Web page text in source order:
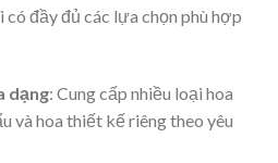
có đầy đủ các lựa chọn phù hợp
dạng: Cung cấp nhiều loại hoa
và hoa thiết kế riêng theo yêu